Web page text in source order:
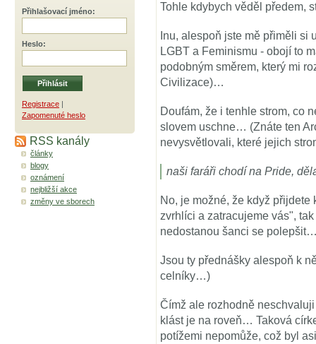
Přihlašovací jméno:
Heslo:
Registrace |
Zapomenuté heslo
RSS kanály
články
blogy
oznámení
nejbližší akce
změny ve sborech
Tohle kdybych věděl předem,
Inu, alespoň jste mě přiměli si
LGBT a Feminismu - obojí to
podobným směrem, který mi
Civilizace)…
Doufám, že i tenhle strom, co
slovem uschne… (Znáte ten
nevysvětlovali, které jejich
naši faráři chodí na Pride,
No, je možné, že když
zvrhlíci a zatracujeme vás",
nedostanou šanci se
Jsou ty přednášky alespoň k
celníky…)
Čímž ale rozhodně
klást je na roveň… Taková
potížemi nepomůže, což byl